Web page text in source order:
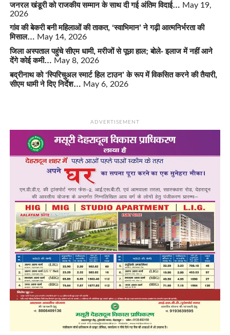
जनरल खंडूरी को राजकीय सम्मान के साथ दी गई अंतिम विदाई… May 19,
2026
गांव की बेकरी बनी महिलाओं की ताकत, ‘स्वाभिमान’ ने गढ़ी आत्मनिर्भरता की
मिसाल… May 14, 2026
जिला अस्पताल पहुंचे सीएम धामी, मरीजों से पूछा हाल; बोले- इलाज में नहीं आने
देंगे कोई कमी… May 8, 2026
बद्रीनाथ को ‘स्पिरिचुअल स्मार्ट हिल टाउन’ के रूप में विकसित करने की तैयारी,
सीएम धामी ने दिए निर्देश… May 6, 2026
ADVERTISEMENT